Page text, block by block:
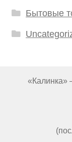
Бытовые
«Калинка»